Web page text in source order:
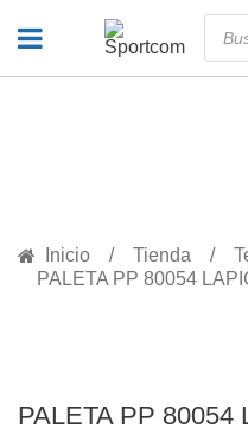
de
Inicio Tienda
PALETA PP 80054
PALETA PP 80054